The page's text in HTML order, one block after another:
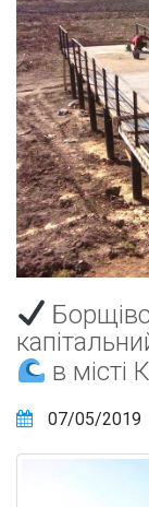
в місті
07/05/2019